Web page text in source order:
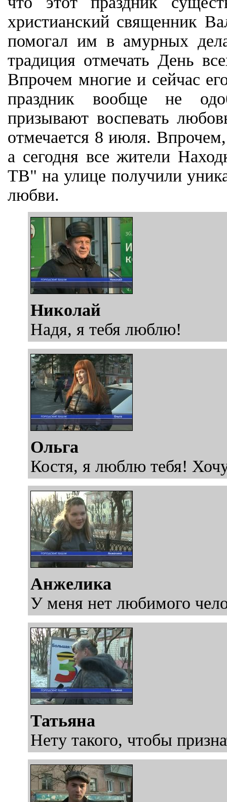
христианский священник
помогал им в амурных
традиция отмечать День
Впрочем многие и сейчас
праздник вообще не
призывают воспевать
отмечается 8 июля.
а сегодня все жители
ТВ" на улице получили
любви.
Николай
Надя, я тебя люблю!
Ольга
Костя, я люблю тебя!
Анжелика
У меня нет любимого
Татьяна
Нету такого, чтобы